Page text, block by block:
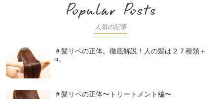
人気の記事
＃髪リペの正体。徹底解説！人の髪は２７種類＋
α。
＃髪リペの正体〜トリートメント編〜